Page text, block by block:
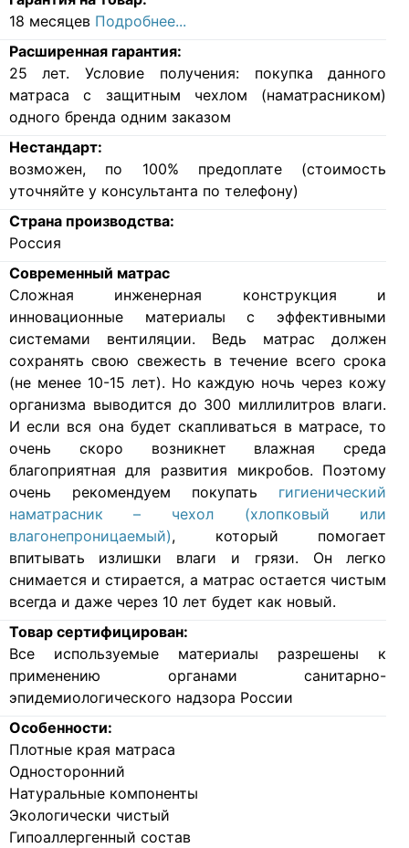
18 месяцев Подробнее...
Расширенная гарантия:
25 лет. Условие получения: покупка данного
матраса с защитным чехлом (наматрасником)
одного бренда одним заказом
Нестандарт:
возможен, по 100% предоплате (стоимость
уточняйте у консультанта по телефону)
Страна производства:
Россия
Современный матрас
Cложная инженерная конструкция и
инновационные материалы с эффективными
системами вентиляции. Ведь матрас должен
сохранять свою свежесть в течение всего срока
(не менее 10-15 лет). Но каждую ночь через кожу
организма выводится до 300 миллилитров влаги.
И если вся она будет скапливаться в матрасе, то
очень скоро возникнет влажная среда
благоприятная для развития микробов. Поэтому
очень рекомендуем покупать гигиенический
наматрасник – чехол (хлопковый или
влагонепроницаемый), который помогает
впитывать излишки влаги и грязи. Он легко
снимается и стирается, а матрас остается чистым
всегда и даже через 10 лет будет как новый.
Товар сертифицирован:
Все используемые материалы разрешены к
применению органами санитарно-
эпидемиологического надзора России
Особенности:
Плотные края матраса
Односторонний
Натуральные компоненты
Экологически чистый
Гипоаллергенный состав